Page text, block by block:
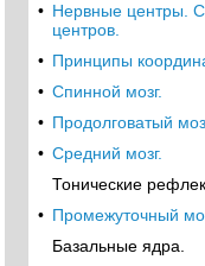
• Нервные центры.
центров.
• Принципы
• Спинной мозг.
• Продолговатый
• Средний мозг.
Тонические
• Промежуточный
Базальные ядра.